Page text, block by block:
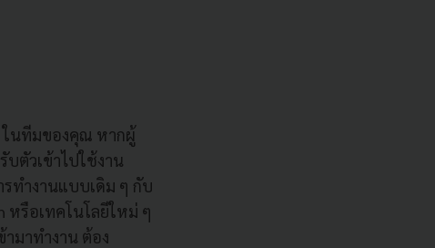
ในทีมของคุณ หากผู้
ตัวเข้าไปใช้งาน
ทำงานแบบเดิม ๆ กับ
หรือเทคโนโลยีใหม่ ๆ
ามาทำงาน ต้อง